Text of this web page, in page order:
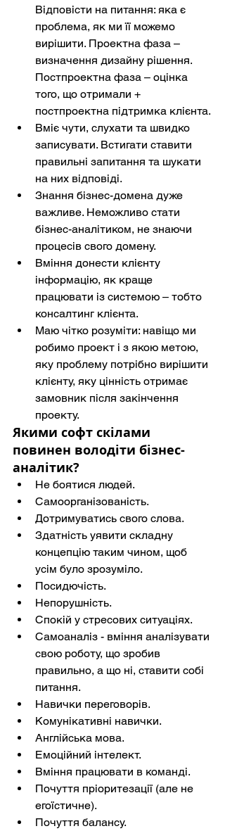
Відповісти на питання: яка є
проблема, як ми її можемо
вирішити. Проектна фаза –
визначення дизайну рішення.
Постпроектна фаза – оцінка
того, що отримали +
постпроектна підтримка клієнта.
Вміє чути, слухати та швидко
записувати. Встигати ставити
правильні запитання та шукати
на них відповіді.
Знання бізнес-домена дуже
важливе. Неможливо стати
бізнес-аналітиком, не знаючи
процесів свого домену.
Вміння донести клієнту
інформацію, як краще
працювати із системою – тобто
консалтинг клієнта.
Маю чітко розуміти: навіщо ми
робимо проект і з якою метою,
яку проблему потрібно вирішити
клієнту, яку цінність отримає
замовник після закінчення
проекту.
Якими софт скілами
повинен володіти бізнес-
аналітик?
Не боятися людей.
Самоорганізованість.
Дотримуватись свого слова.
Здатність уявити складну
концепцію таким чином, щоб
усім було зрозуміло.
Посидючість.
Непорушність.
Спокій у стресових ситуаціях.
Самоаналіз - вміння аналізувати
свою роботу, що зробив
правильно, а що ні, ставити собі
питання.
Навички переговорів.
Комунікативні навички.
Англійська мова.
Емоційний інтелект.
Вміння працювати в команді.
Почуття пріоритезації (але не
егоїстичне).
Почуття балансу.